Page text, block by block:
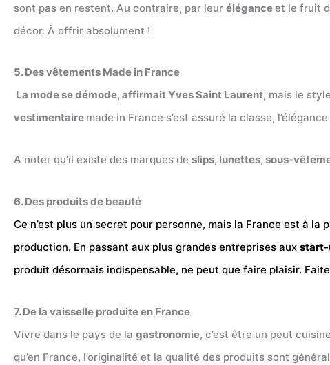
sont pas en restent. Au contraire, par leur éléganceet le fruit
décor. À offrir absolument !
5. Des vêtements Made in France
La mode se démode, affirmait Yves Saint Laurent, mais le
vestimentaire made in France s’est assuré la classe,
A noter qu’il existe des marques de slips, lunettes, sous-
6. Des produits de beauté
Ce n’est plus un secret pour personne, mais la France est à
production. En passant aux plus grandes entreprises aux start-
produit désormais indispensable, ne peut que faire plaisir.
7. De la vaisselle produite en France
Vivre dans le pays de la gastronomie, c’est être un peut
qu’en France, l’originalité et la qualité des produits sont